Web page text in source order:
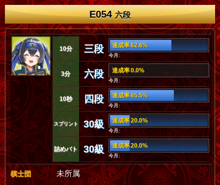
E054六段
10分 三段 達成率 62.6%
今月:
3分 六段 達成率 0.0%
今月:
10秒 四段 達成率 65.5%
今月:
スプリント 30級 達成率 20.0%
今月:
詰めバト 30級 達成率 20.0%
今月:
棋士団 未所属